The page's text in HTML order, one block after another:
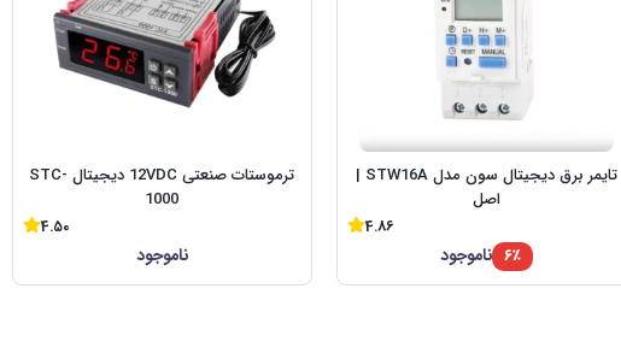
تایمر برق دیجیتال سون مدل STW16A |
اصل
4.86
ناموجود ۶٪
ترموستات صنعتی 12VDC دیجیتال STC-
1000
4.50
ناموجود